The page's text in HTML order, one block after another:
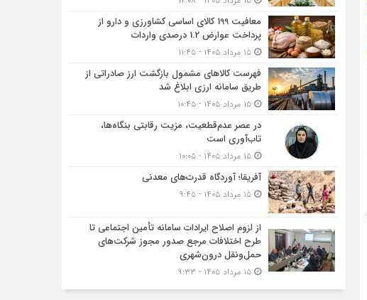
معافیت 199 کالای اساسی کشاورزی و دارو از
پرداخت عوارض 1.2 درصدی واردات
۱۵ مرداد ۱۴۰۵ - ۱۱:۴۵
فهرست کالاهای مشمول بازگشت ارز صادراتی از
طریق سامانه ارزی ابلاغ شد
۱۵ مرداد ۱۴۰۵ - ۱۰:۴۵
در عصر عدم‌قطعیت، مزیت رقابتی بنگاه‌ها،
تاب‌آوری است
۱۵ مرداد ۱۴۰۵ - ۱۰:۰۵
آفریقا؛ آوردگاه قدرت‌های معدنی
۱۵ مرداد ۱۴۰۵ - ۹:۴۵
از لزوم اصلاح ایرادات سامانه تأمین اجتماعی تا
طرح اختلافات مرجع صدور مجوز شرکت‌های
حمل‌ونقل درون‌شهری
۱۵ مرداد ۱۴۰۵ - ۹:۳۳